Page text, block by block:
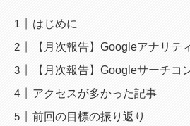
はじめに
【月次報告】Googleアナリテ
【月次報告】Googleサーチコ
アクセスが多かった記事
前回の目標の振り返り